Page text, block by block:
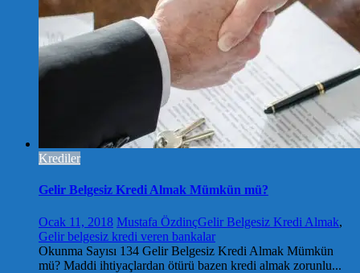
Krediler
Gelir Belgesiz Kredi Almak Mümkün mü?
Ocak 11, 2018 Mustafa ÖzdinçGelir Belgesiz Kredi Almak,
Gelir belgesiz kredi veren bankalar
Okunma Sayısı 134 Gelir Belgesiz Kredi Almak Mümkün
mü? Maddi ihtiyaçlardan ötürü bazen kredi almak zorunlu...